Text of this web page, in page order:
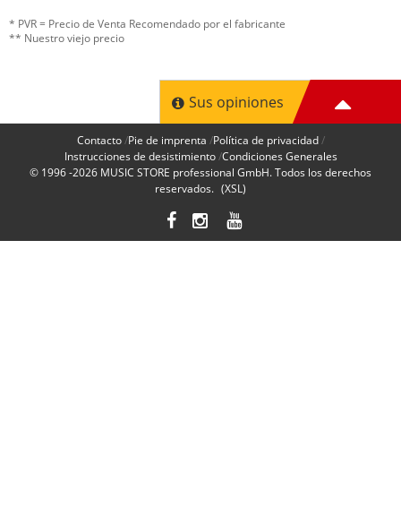
* PVR = Precio de Venta Recomendado por el fabricante
** Nuestro viejo precio
Sus opiniones
Contacto Pie de imprenta Política de privacidad
Instrucciones de desistimiento Condiciones Generales
© 1996 -2026 MUSIC STORE professional GmbH. Todos los derechos
reservados. (XSL)